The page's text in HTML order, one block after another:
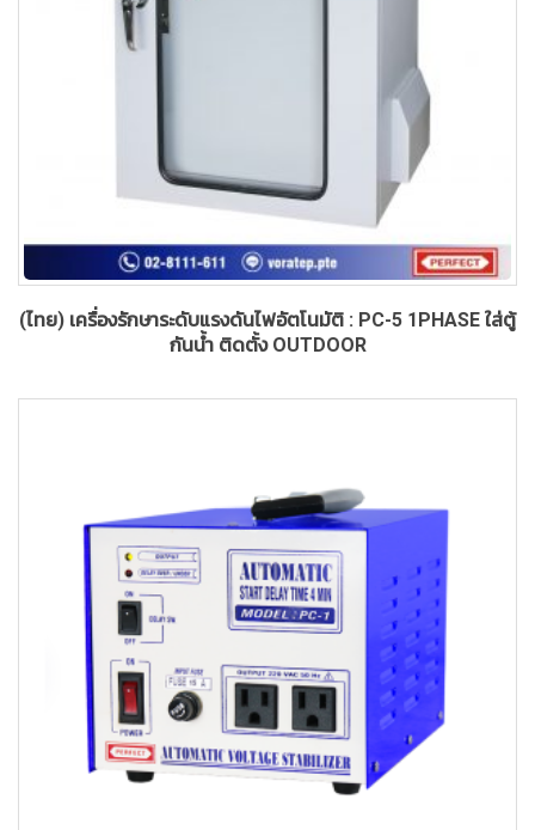
(ไทย) เครื่องรักษาระดับแรงดันไฟอัตโนมัติ : PC-5 1PHASE ใส่ตู้
กันน้ำ ติดตั้ง OUTDOOR